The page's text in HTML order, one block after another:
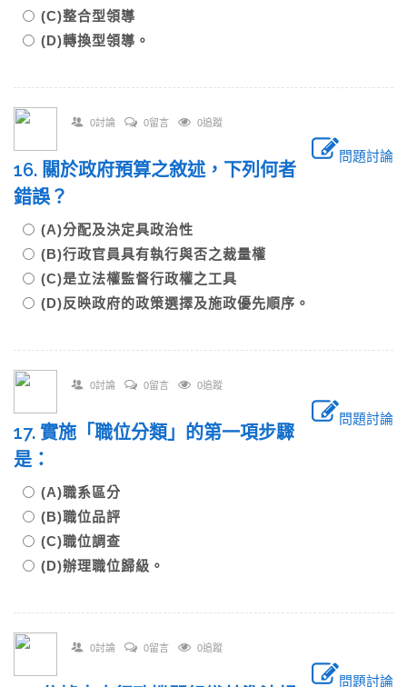
(C)整合型領導
(D)轉換型領導。
0討論 0留言 0追蹤
問題討論
16. 關於政府預算之敘述，下列何者
錯誤？
(A)分配及決定具政治性
(B)行政官員具有執行與否之裁量權
(C)是立法權監督行政權之工具
(D)反映政府的政策選擇及施政優先順序。
0討論 0留言 0追蹤
問題討論
17. 實施「職位分類」的第一項步驟
是：
(A)職系區分
(B)職位品評
(C)職位調查
(D)辦理職位歸級。
0討論 0留言 0追蹤
問題討論